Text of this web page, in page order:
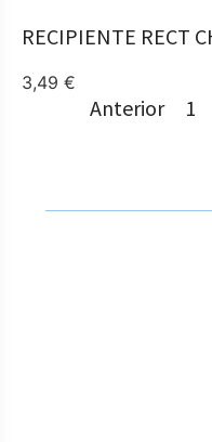
RECIPIENTE RECT
3,49 €
Anterior 1